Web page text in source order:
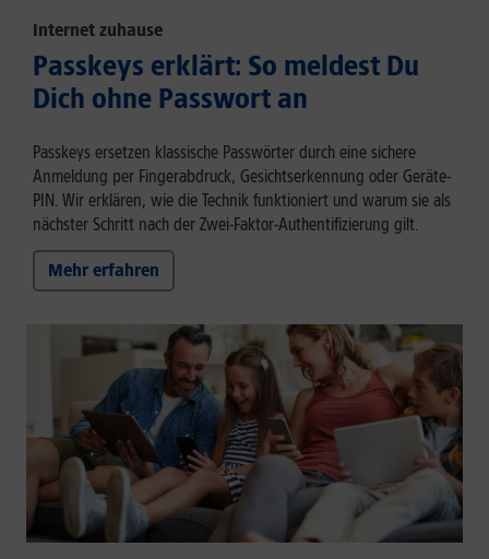
Internet zuhause
Passkeys erklärt: So meldest Du
Dich ohne Passwort an
Passkeys ersetzen klassische Passwörter durch eine sichere
Anmeldung per Fingerabdruck, Gesichtserkennung oder Geräte-
PIN. Wir erklären, wie die Technik funktioniert und warum sie als
nächster Schritt nach der Zwei-Faktor-Authentifizierung gilt.
Mehr erfahren